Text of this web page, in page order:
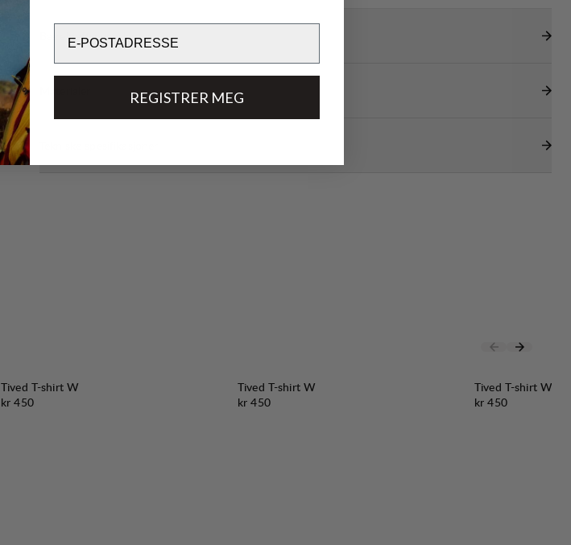
Bærekraftsegenskaper
Tived T-shirt W
Pris:
kr 450
Tived T-shirt W
Pris:
kr 450
Tived T-shirt W
Pris:
kr 450
REGISTRER MEG